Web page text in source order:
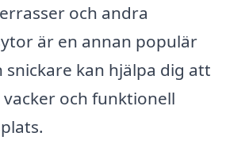
och andra
är en annan populär
snickare kan hjälpa dig att
vacker och funktionell